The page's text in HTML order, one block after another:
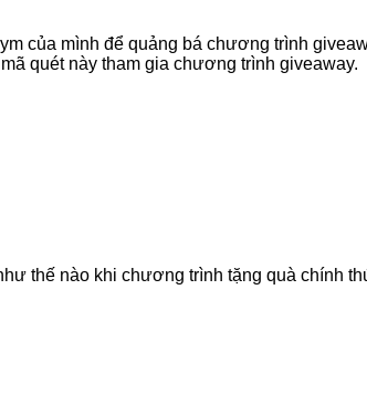
của mình để quảng bá chương trình
quét này tham gia chương trình giveaway.
thế nào khi chương trình tặng quà chính